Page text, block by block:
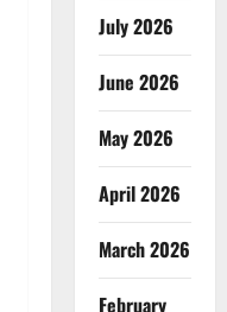
July 2026
June 2026
May 2026
April 2026
March 2026
February